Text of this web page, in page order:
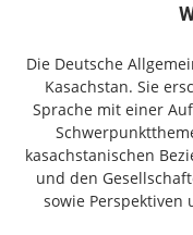
Die Deutsche
Kasachstan. Sie
Sprache mit einer
kasachstanischen
und den
sowie